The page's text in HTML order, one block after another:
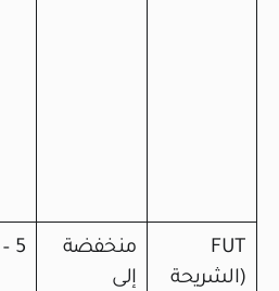
FUT
(الشريحة
منخفضة
إلى
5 – 8 أيام